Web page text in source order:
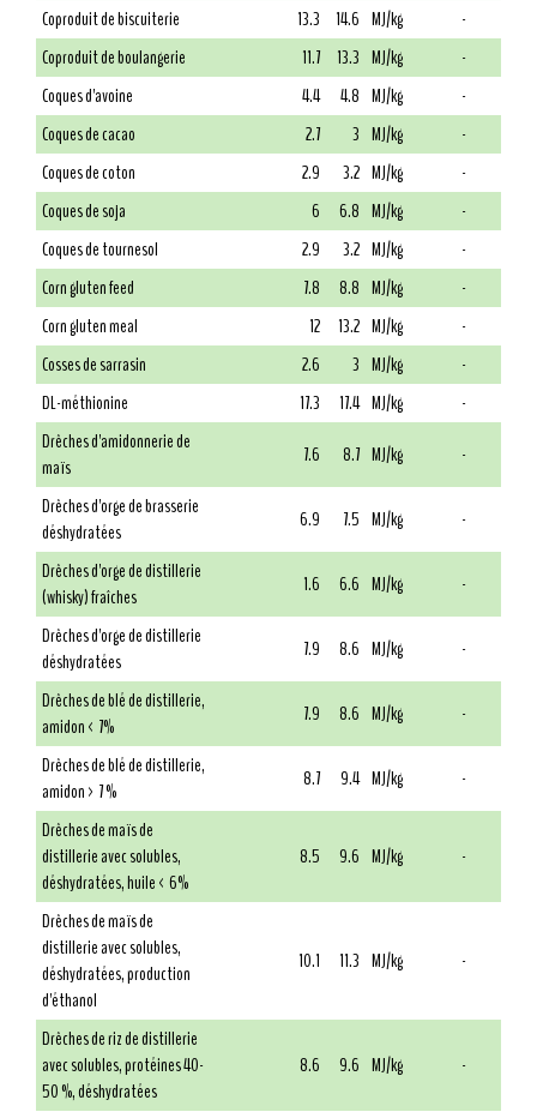
Coproduit de biscuiterie
13.3 14.6 MJ/kg
-
Coproduit de boulangerie
11.7 13.3 MJ/kg
-
Coques d'avoine
4.4 4.8 MJ/kg
-
Coques de cacao
2.7 3 MJ/kg
-
Coques de coton
2.9 3.2 MJ/kg
-
Coques de soja
6 6.8 MJ/kg
-
Coques de tournesol
2.9 3.2 MJ/kg
-
Corn gluten feed
7.8 8.8 MJ/kg
-
Corn gluten meal
12 13.2 MJ/kg
-
Cosses de sarrasin
2.6 3 MJ/kg
-
DL-méthionine
17.3 17.4 MJ/kg
-
Drêches d'amidonnerie de
maïs
7.6 8.7 MJ/kg
-
Drêches d'orge de brasserie
déshydratées
6.9 7.5 MJ/kg
-
Drêches d'orge de distillerie
(whisky) fraîches
1.6 6.6 MJ/kg
-
Drêches d'orge de distillerie
déshydratées
7.9 8.6 MJ/kg
-
Drêches de blé de distillerie,
amidon < 7%
7.9 8.6 MJ/kg
-
Drêches de blé de distillerie,
amidon > 7 %
8.7 9.4 MJ/kg
-
Drêches de maïs de
distillerie avec solubles,
déshydratées, huile < 6%
8.5 9.6 MJ/kg -
Drêches de maïs de
distillerie avec solubles,
déshydratées, production
d'éthanol
10.1 11.3 MJ/kg -
Drêches de riz de distillerie
avec solubles, protéines 40-
50 %, déshydratées
8.6 9.6 MJ/kg -